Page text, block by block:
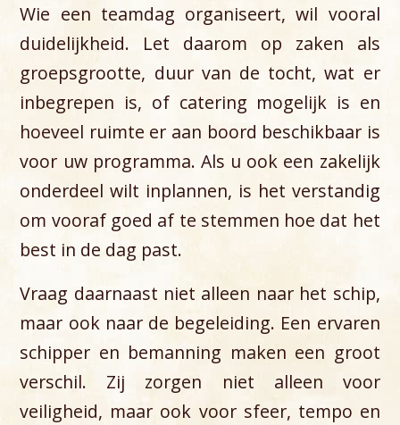
Wie een teamdag organiseert, wil vooral
duidelijkheid. Let daarom op zaken als
groepsgrootte, duur van de tocht, wat er
inbegrepen is, of catering mogelijk is en
hoeveel ruimte er aan boord beschikbaar is
voor uw programma. Als u ook een zakelijk
onderdeel wilt inplannen, is het verstandig
om vooraf goed af te stemmen hoe dat het
best in de dag past.
Vraag daarnaast niet alleen naar het schip,
maar ook naar de begeleiding. Een ervaren
schipper en bemanning maken een groot
verschil. Zij zorgen niet alleen voor
veiligheid, maar ook voor sfeer, tempo en